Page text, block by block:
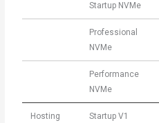
Startup NVMe
Professional
NVMe
Performance
NVMe
Hosting Startup V1